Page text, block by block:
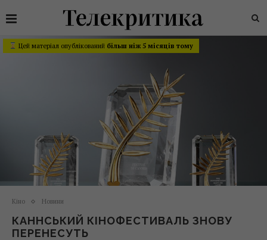
Цей матеріал опублікований більш ніж 5 місяців тому
Кіно Новини
КАННСЬКИЙ КІНОФЕСТИВАЛЬ ЗНОВУ
ПЕРЕНЕСУТЬ